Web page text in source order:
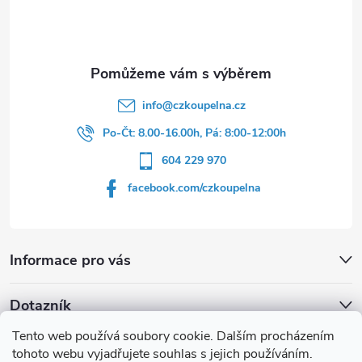
Tento web používá soubory cookie. Dalším procházením
tohoto webu vyjadřujete souhlas s jejich používáním.
Informace pro vás
info@czkoupelna.cz
Po-Čt: 8.00-16.00h, Pá: 8:00-12:00h
604 229 970
facebook.com/czkoupelna
Dotazník
Líbí se vám u sprchového koutu rám barvě